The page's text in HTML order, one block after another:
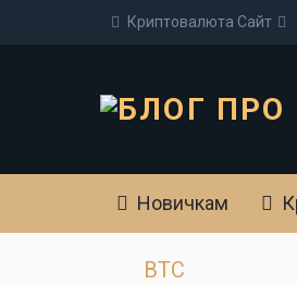
Криптовалюта Cайт
Новичкам
BTC